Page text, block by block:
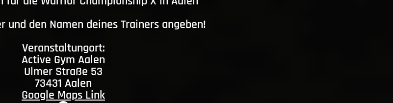
und den Namen deines Trainers angeben!
Veranstaltungort:
Active Gym Aalen
Ulmer Straße 53
73431 Aalen
Google Maps Link